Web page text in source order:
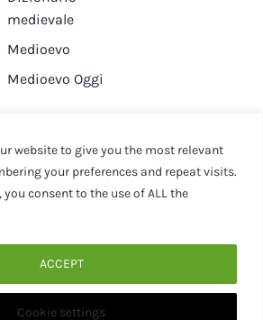
website to give you the most relevant
your preferences and repeat visits.
you consent to the use of ALL the
Cookie settings
ACCEPT
medievale
Medioevo
Medioevo Oggi
CONTATTI
Contatti